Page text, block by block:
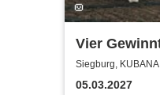
Vier
Tributeband
Siegburg,
05.03.2027